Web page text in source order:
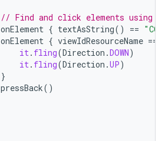
// Find and click elements using
onElement { textAsString() ==
onElement { viewIdResourceName ==
it. fling(Direction .DOWN)
it. fling(Direction .UP)
}
pressBack()